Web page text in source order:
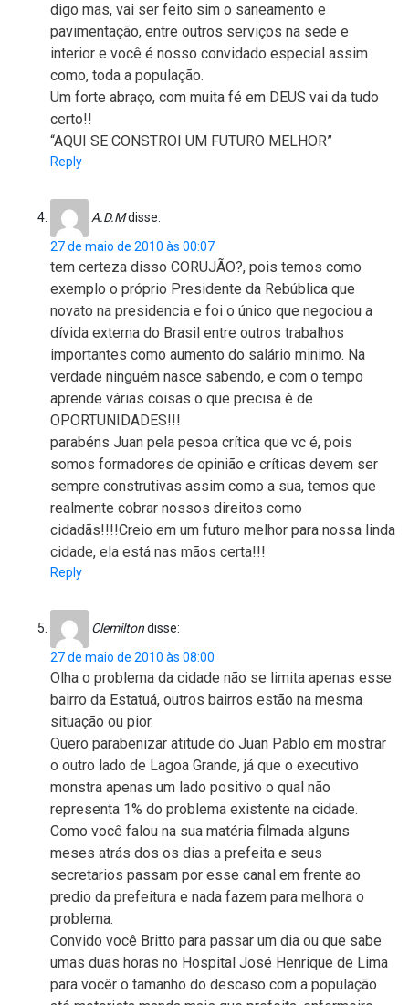
digo mas, vai ser feito sim o saneamento e
pavimentação, entre outros serviços na sede e
interior e você é nosso convidado especial assim
como, toda a população.
Um forte abraço, com muita fé em DEUS vai da tudo
certo!!
“AQUI SE CONSTROI UM FUTURO MELHOR”
Reply
A.D.Mdisse:
27 de maio de 2010 às 00:07
tem certeza disso CORUJÃO?, pois temos como
exemplo o próprio Presidente da Rebública que
novato na presidencia e foi o único que negociou a
dívida externa do Brasil entre outros trabalhos
importantes como aumento do salário minimo. Na
verdade ninguém nasce sabendo, e com o tempo
aprende várias coisas o que precisa é de
OPORTUNIDADES!!!
parabéns Juan pela pesoa crítica que vc é, pois
somos formadores de opinião e críticas devem ser
sempre construtivas assim como a sua, temos que
realmente cobrar nossos direitos como
cidadãs!!!!Creio em um futuro melhor para nossa linda
cidade, ela está nas mãos certa!!!
Reply
Clemiltondisse:
27 de maio de 2010 às 08:00
Olha o problema da cidade não se limita apenas esse
bairro da Estatuá, outros bairros estão na mesma
situação ou pior.
Quero parabenizar atitude do Juan Pablo em mostrar
o outro lado de Lagoa Grande, já que o executivo
monstra apenas um lado positivo o qual não
representa 1% do problema existente na cidade.
Como você falou na sua matéria filmada alguns
meses atrás dos os dias a prefeita e seus
secretarios passam por esse canal em frente ao
predio da prefeitura e nada fazem para melhora o
problema.
Convido você Britto para passar um dia ou que sabe
umas duas horas no Hospital José Henrique de Lima
para vocêr o tamanho do descaso com a população